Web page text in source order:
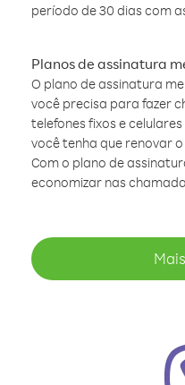
período de 30 dias com
Planos de assinatura
O plano de assinatura
você precisa para fazer
telefones fixos e
você tenha que renovar
Com o plano de
economizar nas